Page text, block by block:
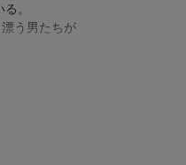
。
う男たちが